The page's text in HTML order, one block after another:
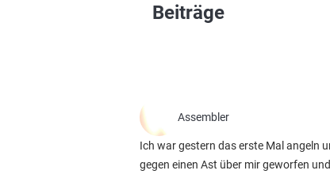
Beiträge
Assembler
Ich war gestern das erste Mal angeln
gegen einen Ast über mir geworfen